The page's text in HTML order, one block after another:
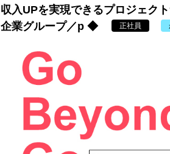
収入UPを実現できるプロジェク
企業グループ／p ◆
正社員